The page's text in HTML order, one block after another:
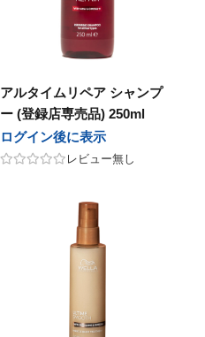
アルタイムリペア シャンプ
ー (登録店専売品) 250ml
ログイン後に表示
レビュー無し